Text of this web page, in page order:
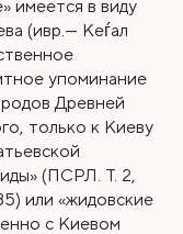
имеется в виду
(ивр. — Кеѓaл
упоминание
Древней
только к Киеву
(ПСРЛ. Т. 2,
или «жидовские
с Киевом